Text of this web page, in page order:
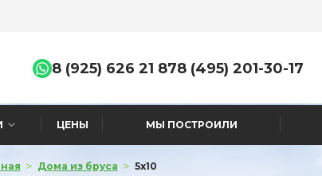
8 (495) 201-30-17
8 (925) 626 21 87
ЦЕНЫ МЫ ПОСТРОИЛИ
> Дома из бруса > 5x10